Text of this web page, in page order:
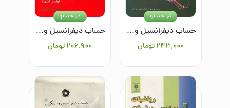
حساب دیفرانسیل و انتگرال و هندسه تحلیلی (جلداول -2)
۲۴۳٬۰۰۰ تومان
در حد نو
حساب دیفرانسیل و انتگرال و هندسه تحلیلی (جلد اول-قسمت اول)
۲۰۶٬۹۰۰تومان
در حد نو